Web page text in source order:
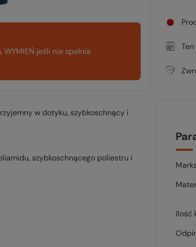
jeśli nie spełnia
w dotyku, szybkoschnący i
szybkoschnącego poliestru i
Ilość